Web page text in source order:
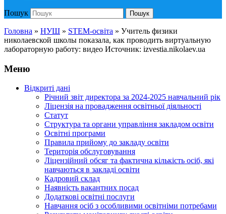
Пошук Пошук
Головна » НУШ » STEM-освіта » Учитель физики
николаевской школы показала, как проводить виртуальную
лабораторную работу: видео Источник: izvestia.nikolaev.ua
Меню
Відкриті дані
Річний звіт директора за 2024-2025 навчальний рік
Ліцензія на провадження освітньої діяльності
Статут
Структура та органи управління закладом освіти
Освiтнi програми
Правила прийому до закладу освіти
Територiя обслуговування
Ліцензійний обсяг та фактична кількість осіб, які
навчаються в закладі освіти
Кадровий склад
Наявність вакантних посад
Додатковi освiтнi послуги
Навчання осіб з особливими освітніми потребами